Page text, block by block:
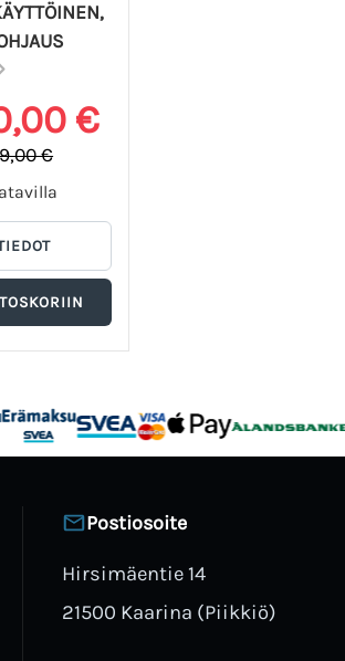
€
€
Postiosoite
Hirsimäentie 14
21500 Kaarina (Piikkiö)